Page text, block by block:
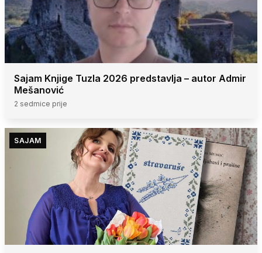
Sajam Knjige Tuzla 2026 predstavlja – autor Admir
Mešanović
2 sedmice prije
SAJAM